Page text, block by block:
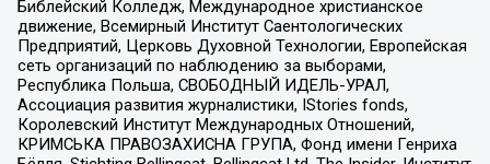
Библейский Колледж, Международное христианское
движение, Всемирный Институт Саентологических
Предприятий, Церковь Духовной Технологии, Европейская
сеть организаций по наблюдению за выборами,
Республика Польша, СВОБОДНЫЙ ИДЕЛЬ-УРАЛ,
Ассоциация развития журналистики, IStories fonds,
Королевский Институт Международных Отношений,
КРИМСЬКА ПРАВОЗАХИСНА ГРУПА, Фонд имени Генриха